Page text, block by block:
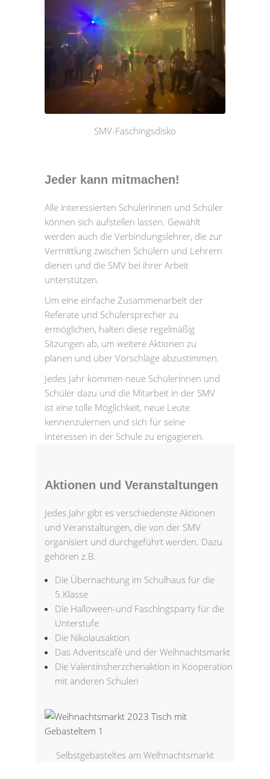
SMV-Faschingsdisko
Jeder kann mitmachen!
Alle interessierten Schülerinnen und Schüler
können sich aufstellen lassen. Gewählt
werden auch die Verbindungslehrer, die zur
Vermittlung zwischen Schülern und Lehrern
dienen und die SMV bei ihrer Arbeit
unterstützen.
Um eine einfache Zusammenarbeit der
Referate und Schülersprecher zu
ermöglichen, halten diese regelmäßig
Sitzungen ab, um weitere Aktionen zu
planen und über Vorschläge abzustimmen.
Jedes Jahr kommen neue Schülerinnen und
Schüler dazu und die Mitarbeit in der SMV
ist eine tolle Möglichkeit, neue Leute
kennenzulernen und sich für seine
Interessen in der Schule zu engagieren.
Aktionen und Veranstaltungen
Jedes Jahr gibt es verschiedenste Aktionen
und Veranstaltungen, die von der SMV
organisiert und durchgeführt werden. Dazu
gehören z.B.
Die Übernachtung im Schulhaus für die
5.Klasse
Die Halloween-und Faschingsparty für die
Unterstufe
Die Nikolausaktion
Das Adventscafè und der Weihnachtsmarkt
Die Valentinsherzchenaktion in Kooperation
mit anderen Schulen
Selbstgebasteltes am Weihnachtsmarkt